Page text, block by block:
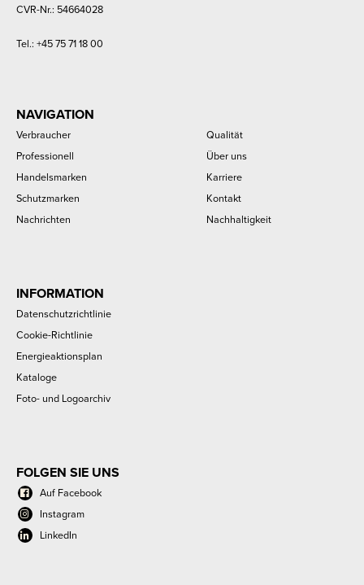
CVR-Nr.: 54664028
Tel.: +45 75 71 18 00
NAVIGATION
Verbraucher
Professionell
Handelsmarken
Schutzmarken
Nachrichten
Qualität
Über uns
Karriere
Kontakt
Nachhaltigkeit
INFORMATION
Datenschutzrichtlinie
Cookie-Richtlinie
Energieaktionsplan
Kataloge
Foto- und Logoarchiv
FOLGEN SIE UNS
Auf Facebook
Instagram
LinkedIn